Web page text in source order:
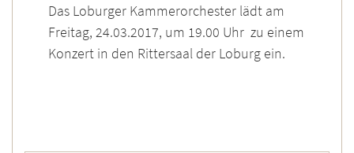
Das Loburger Kammerorchester lädt am
Freitag, 24.03.2017, um 19.00 Uhr zu einem
Konzert in den Rittersaal der Loburg ein.